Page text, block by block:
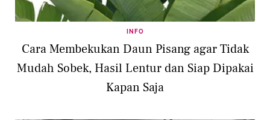
INFO
Cara Membekukan Daun Pisang agar Tidak
Mudah Sobek, Hasil Lentur dan Siap Dipakai
Kapan Saja